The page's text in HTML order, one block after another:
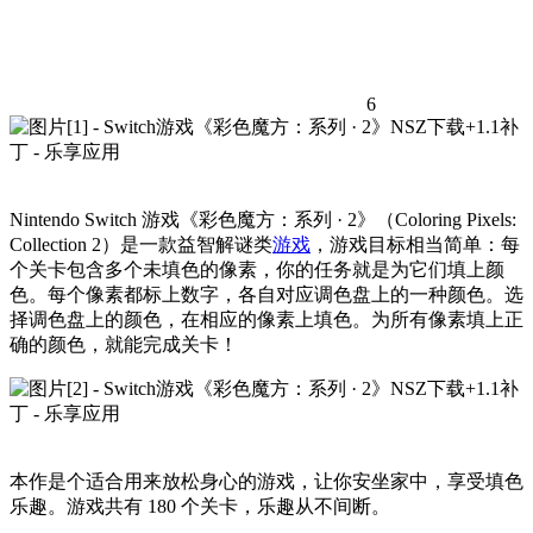
6
Nintendo Switch 游戏《彩色魔方：系列 · 2》（Coloring Pixels:
Collection 2）是一款益智解谜类游戏 ，游戏目标相当简单：每
个关卡包含多个未填色的像素，你的任务就是为它们填上颜
色。每个像素都标上数字，各自对应调色盘上的一种颜色。选
择调色盘上的颜色，在相应的像素上填色。为所有像素填上正
确的颜色，就能完成关卡！
本作是个适合用来放松身心的游戏，让你安坐家中，享受填色
乐趣。游戏共有 180 个关卡，乐趣从不间断。